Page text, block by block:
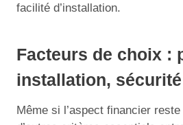
facilité d’installation.
Facteurs de choix :
installation, sécurité
Même si l’aspect financier